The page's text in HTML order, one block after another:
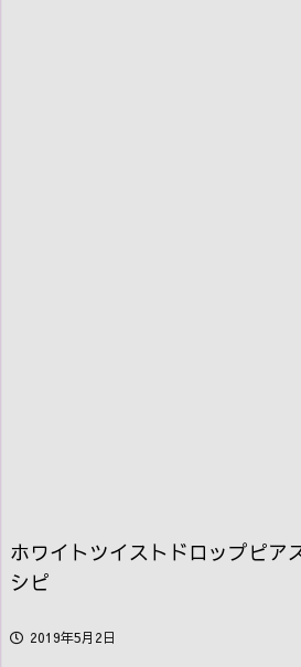
ホワイトツイストドロップピア
シピ
2019年5月2日